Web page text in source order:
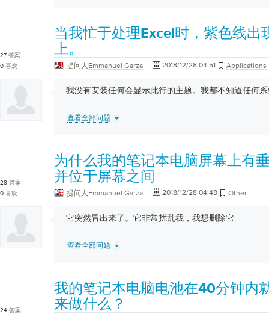
27 答案
0 喜欢
当我忙于处理Excel时，紫色线出
上。
提问人 Emmanuel Garza 2018/12/28 04:51 Applications
我没有安装任何会显示此行的主题。我都不知道任何
查看全部问题
28 答案
0 喜欢
为什么我的笔记本电脑屏幕上有
并位于屏幕之间
提问人 Emmanuel Garza 2018/12/28 04:48 Other
它突然冒出来了。它非常扰乱我，我想删除它
查看全部问题
24 答案
我的笔记本电脑电池在40分钟内
来做什么？